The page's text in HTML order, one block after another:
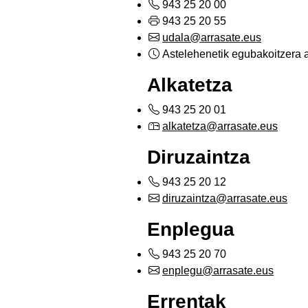
943 25 20 00
943 25 20 55
udala@arrasate.eus
Astelehenetik egubakoitzera
Alkatetza
943 25 20 01
alkatetza@arrasate.eus
Diruzaintza
943 25 20 12
diruzaintza@arrasate.eus
Enplegua
943 25 20 70
enplegu@arrasate.eus
Errentak